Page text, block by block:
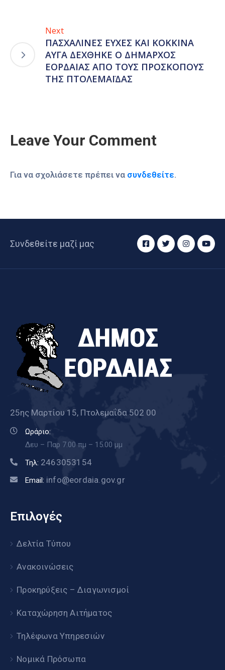
Next
ΠΑΣΧΑΛΙΝΕΣ ΕΥΧΕΣ ΚΑΙ ΚΟΚΚΙΝΑ
ΑΥΓΑ ΔΕΧΘΗΚΕ Ο ΔΗΜΑΡΧΟΣ
ΕΟΡΔΑΙΑΣ ΑΠΟ ΤΟΥΣ ΠΡΟΣΚΟΠΟΥΣ
ΤΗΣ ΠΤΟΛΕΜΑΪΔΑΣ
Leave Your Comment
Για να σχολιάσετε πρέπει να συνδεθείτε.
Συνδεθείτε μαζί μας
25ης Μαρτίου 15, Πτολεμαΐδα 502 00
Ωράριο:
Δευ – Παρ 7.00 πμ – 15.00 μμ
Τηλ: 2463053154
Email: info@eordaia.gov.gr
Επιλογές
Δελτία Τύπου
Ανακοινώσεις
Προκηρύξεις – Διαγωνισμοί
Καταχώρηση Αιτήματος
Τηλέφωνα Υπηρεσιών
Νομικά Πρόσωπα